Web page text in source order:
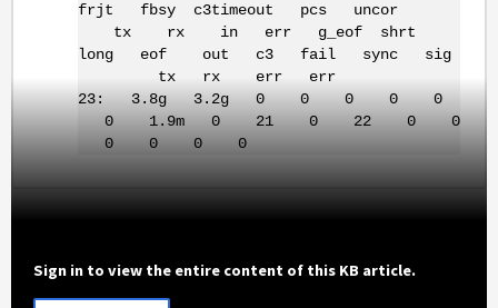
frjt fbsy c3timeout pcs uncor
tx rx in err g_eof shrt
long eof out c3 fail sync sig
tx rx err err
23: 3.8g 3.2g 0 0 0 0 0
0 1.9m 0 21 0 22 0 0
0 0 0 0
Sign in to view the entire content of this KB article.